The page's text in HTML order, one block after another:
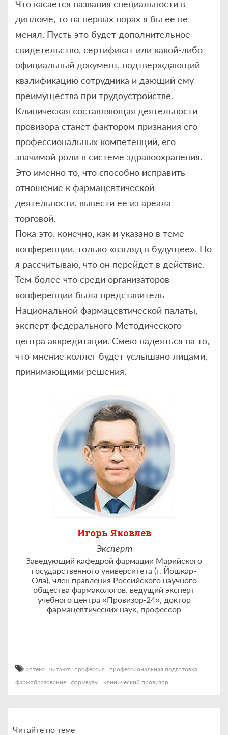
Что касается названия специальности в
дипломе, то на первых порах я бы ее не
менял. Пусть это будет дополнительное
свидетельство, сертификат или какой-либо
официальный документ, подтверждающий
квалификацию сотрудника и дающий ему
преимущества при трудоустройстве.
Клиническая составляющая деятельности
провизора станет фактором признания его
профессиональных компетенций, его
значимой роли в системе здравоохранения.
Это именно то, что способно исправить
отношение к фармацевтической
деятельности, вывести ее из ареала
торговой.
Пока это, конечно, как и указано в теме
конференции, только «взгляд в будущее». Но
я рассчитываю, что он перейдет в действие.
Тем более что среди организаторов
конференции была представитель
Национальной фармацевтической палаты,
эксперт федерального Методического
центра аккредитации. Смею надеяться на то,
что мнение коллег будет услышано лицами,
принимающими решения.
Игорь Яковлев
Эксперт
Заведующий кафедрой фармации Марийского
государственного университета (г. Йошкар-
Ола), член правления Российского научного
общества фармакологов, ведущий эксперт
учебного центра «Провизор‑24», доктор
фармацевтических наук, профессор
аптека читают профессия
профессиональная подготовка
фармобразование фармвузы клинический провизор
Читайте по теме